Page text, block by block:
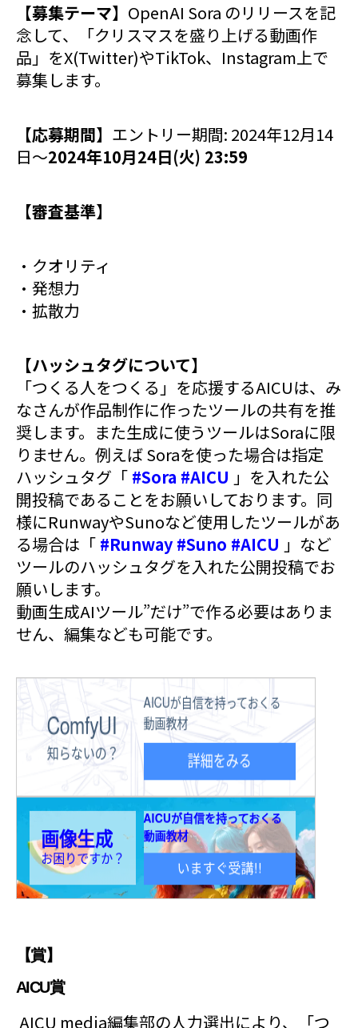
【募集テーマ】 OpenAI Sora のリリースを記
念して、「クリスマスを盛り上げる動画作
品」をX(Twitter)やTikTok、Instagram上で
募集します。
【応募期間】 エントリー期間: 2024年12月14
日～2024年10月24日(火) 23:59
【審査基準】
・クオリティ
・発想力
・拡散力
【ハッシュタグについて】
「つくる人をつくる」を応援するAICUは、み
なさんが作品制作に作ったツールの共有を推
奨します。また生成に使うツールはSoraに限
りません。例えば Soraを使った場合は指定
ハッシュタグ「 #Sora #AICU 」を入れた公
開投稿であることをお願いしております。同
様にRunwayやSunoなど使用したツールがあ
る場合は「 #Runway #Suno #AICU 」など
ツールのハッシュタグを入れた公開投稿でお
願いします。
動画生成AIツール”だけ”で作る必要はありま
せん、編集なども可能です。
【賞】
AICU賞
AICU media編集部の人力選出により、「つ